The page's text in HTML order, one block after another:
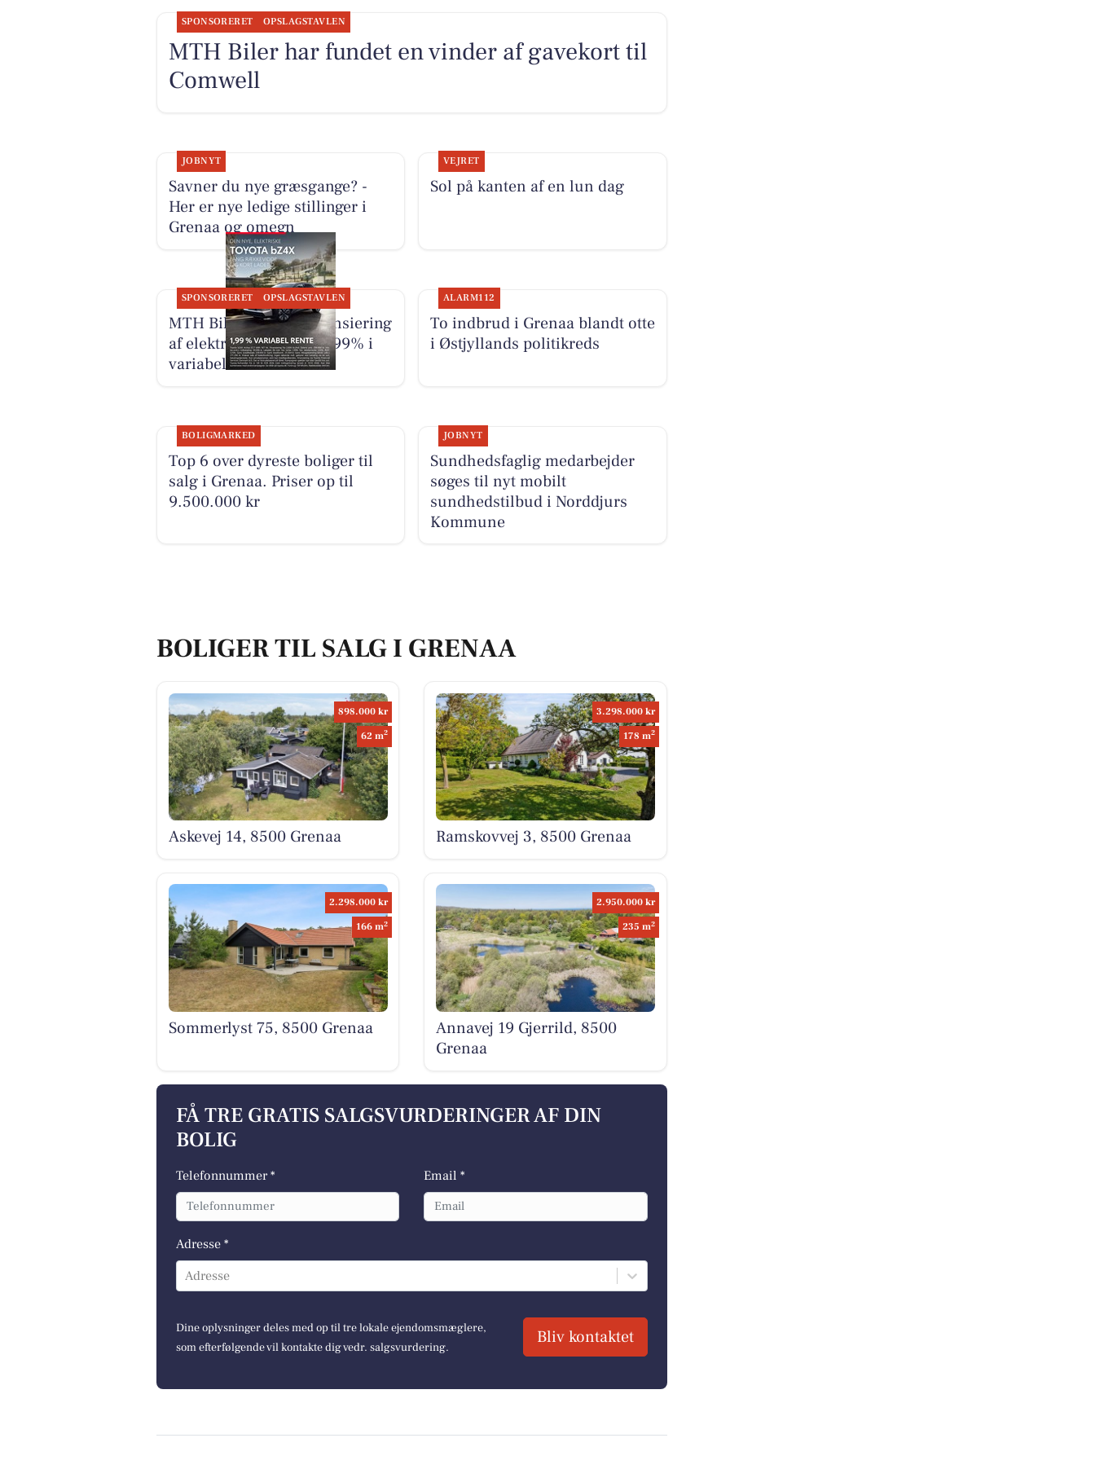
SPONSORERET OPSLAGSTAVLEN
MTH Biler har fundet en vinder af gavekort til
Comwell
JOBNYT
Savner du nye græsgange? -
Her er nye ledige stillinger i
Grenaa og omegn
VEJRET
Sol på kanten af en lun dag
SPONSORERET OPSLAGSTAVLEN
MTH Biler tilbyder finansiering
af elektrisk Toyota til 1,99% i
variabel rente
ALARM112
To indbrud i Grenaa blandt otte
i Østjyllands politikreds
BOLIGMARKED
Top 6 over dyreste boliger til
salg i Grenaa. Priser op til
9.500.000 kr
JOBNYT
Sundhedsfaglig medarbejder
søges til nyt mobilt
sundhedstilbud i Norddjurs
Kommune
BOLIGER TIL SALG I GRENAA
898.000 kr
62 m2
Askevej 14, 8500 Grenaa
3.298.000 kr
178 m2
Ramskovvej 3, 8500 Grenaa
2.298.000 kr
166 m2
Sommerlyst 75, 8500 Grenaa
2.950.000 kr
235 m2
Annavej 19 Gjerrild, 8500
Grenaa
FÅ TRE GRATIS SALGSVURDERINGER AF DIN
BOLIG
Telefonnummer * Email *
Adresse *
Adresse
Dine oplysninger deles med op til tre lokale ejendomsmæglere,
som efterfølgende vil kontakte dig vedr. salgsvurdering.
Bliv kontaktet